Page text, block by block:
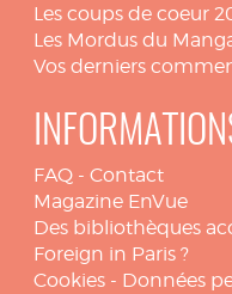
Les coups de coeur
Les Mordus du
Vos derniers
FAQ - Contact
Magazine EnVue
Des bibliothèques
Foreign in Paris ?
Cookies - Données